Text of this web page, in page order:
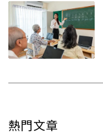
熱門文章